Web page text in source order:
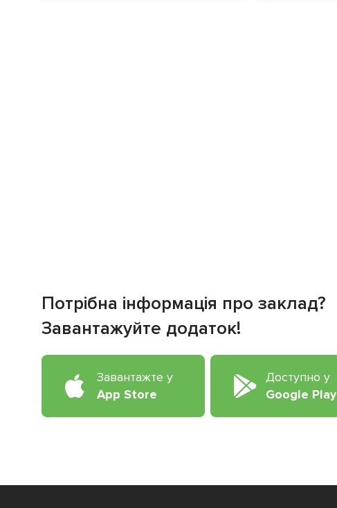
Потрібна інформація про заклад?
Завантажуйте додаток!
Завантажте у
App Store
Доступно у
Google Play